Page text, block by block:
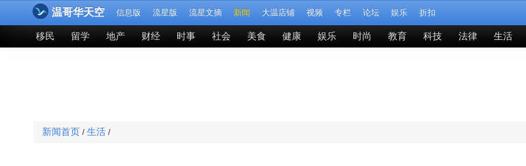
温哥华天空 信息版 流星版 流星文摘 新闻 大温店铺 视频 专栏 论坛 娱乐 折扣
移民 留学 地产 财经 时事 社会 美食 健康 娱乐 时尚 教育 科技 法律 生活
新闻首页 / 生活 /